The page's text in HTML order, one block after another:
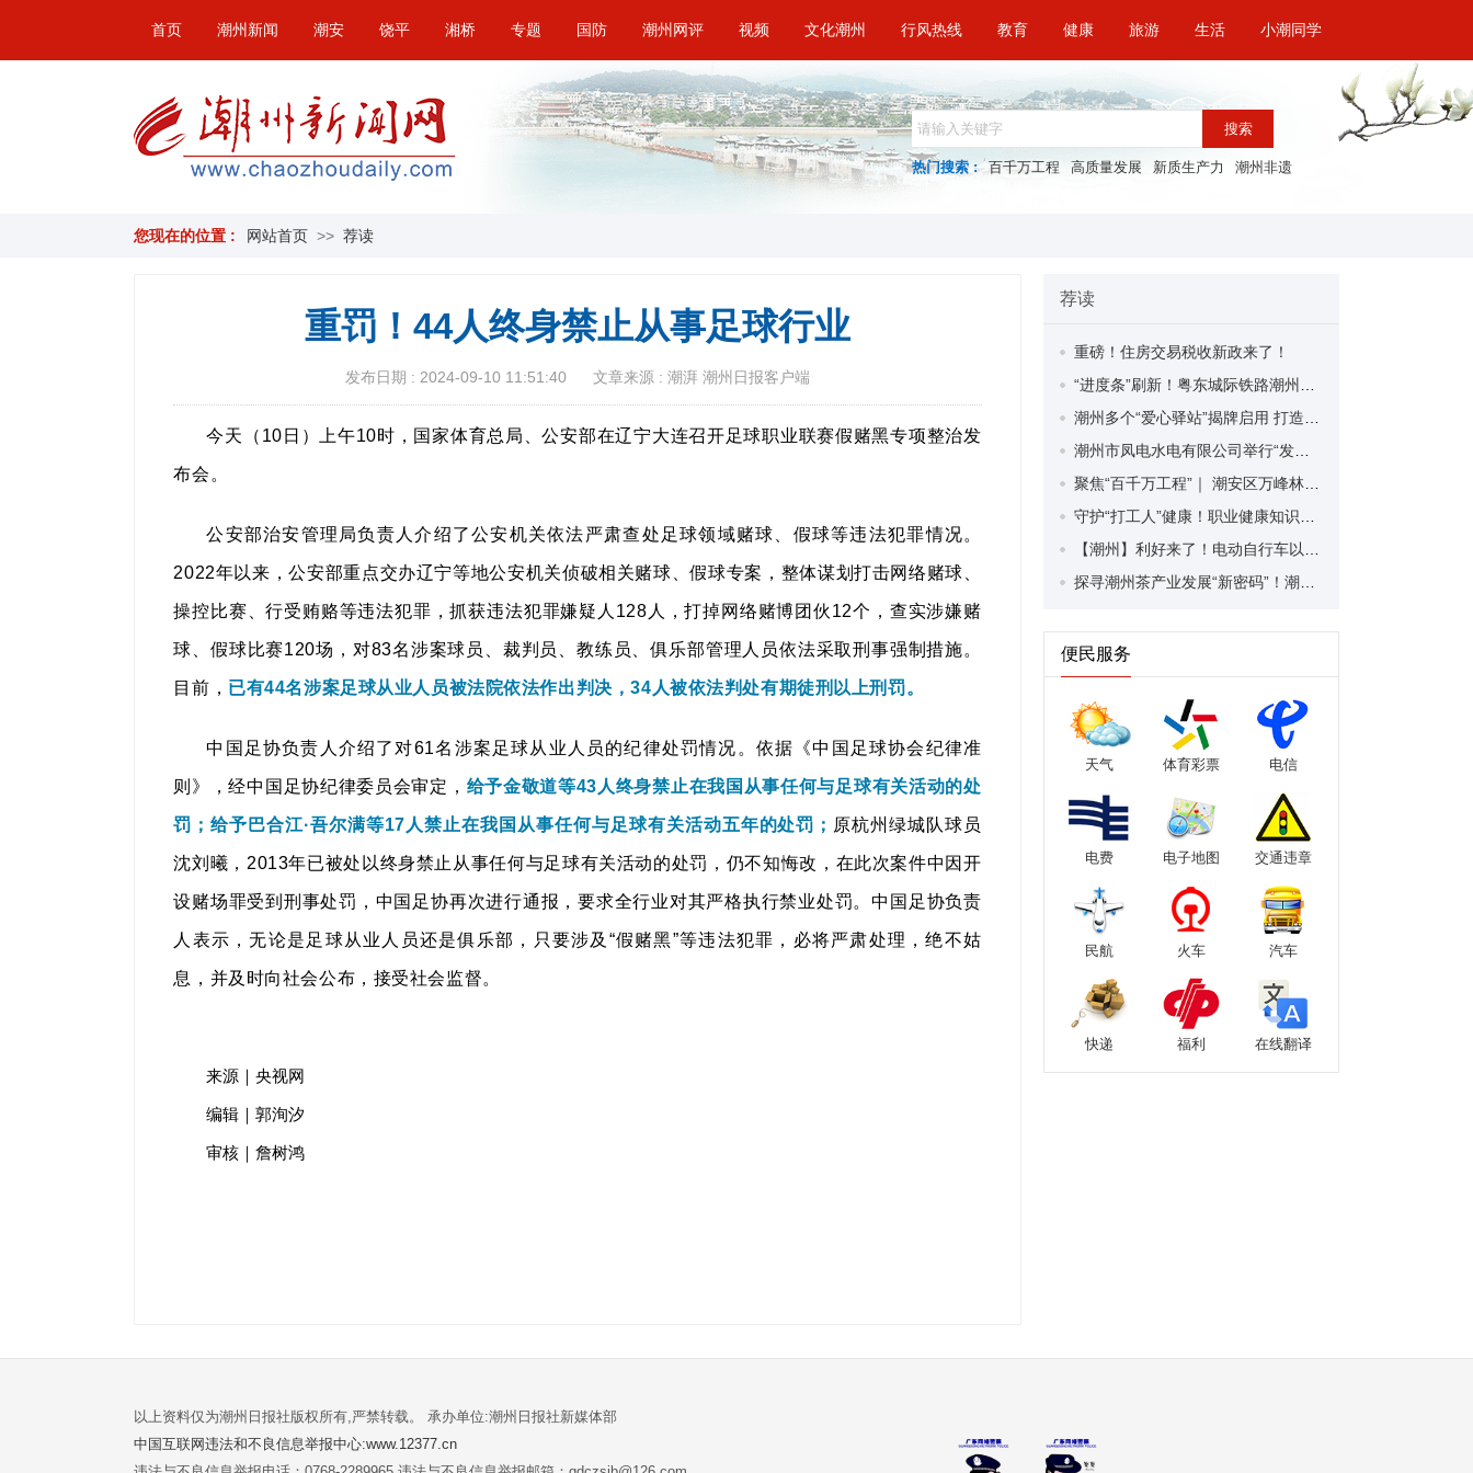
首页 潮州新闻 潮安 饶平 湘桥 专题 国防 潮州网评 视频 文化潮州 行风热线 教育 健康 旅游 生活 小潮同学
搜索
热门搜索 : 百千万工程 高质量发展 新质生产力 潮州非遗
您现在的位置 : 网站首页 >> 荐读
重罚！44人终身禁止从事足球行业
发布日期 : 2024-09-10 11:51:40 文章来源 : 潮湃 潮州日报客户端
今天（10日）上午10时，国家体育总局、公安部在辽宁大连召开足球职业联赛假赌黑专项整治发
布会。
公安部治安管理局负责人介绍了公安机关依法严肃查处足球领域赌球、假球等违法犯罪情况。
2022年以来，公安部重点交办辽宁等地公安机关侦破相关赌球、假球专案，整体谋划打击网络赌球、
操控比赛、行受贿赂等违法犯罪，抓获违法犯罪嫌疑人128人，打掉网络赌博团伙12个，查实涉嫌赌
球、假球比赛120场，对83名涉案球员、裁判员、教练员、俱乐部管理人员依法采取刑事强制措施。
目前， 已有44名涉案足球从业人员被法院依法作出判决，34人被依法判处有期徒刑以上刑罚。
中国足协负责人介绍了对61名涉案足球从业人员的纪律处罚情况。依据《中国足球协会纪律准
则》，经中国足协纪律委员会审定， 给予金敬道等43人终身禁止在我国从事任何与足球有关活动的处
罚；给予巴合江·吾尔满等17人禁止在我国从事任何与足球有关活动五年的处罚； 原杭州绿城队球员
沈刘曦，2013年已被处以终身禁止从事任何与足球有关活动的处罚，仍不知悔改，在此次案件中因开
设赌场罪受到刑事处罚，中国足协再次进行通报，要求全行业对其严格执行禁业处罚。中国足协负责
人表示，无论是足球从业人员还是俱乐部，只要涉及“假赌黑”等违法犯罪，必将严肃处理，绝不姑
息，并及时向社会公布，接受社会监督。
来源｜央视网
编辑｜郭洵汐
审核｜詹树鸿
荐读
重磅！住房交易税收新政来了！
便民服务
天气 体育彩票 电信
电费 电子地图 交通违章
民航 火车 汽车
快递 福利 在线翻译
以上资料仅为潮州日报社版权所有,严禁转载。 承办单位:潮州日报社新媒体部
中国互联网违法和不良信息举报中心:www.12377.cn